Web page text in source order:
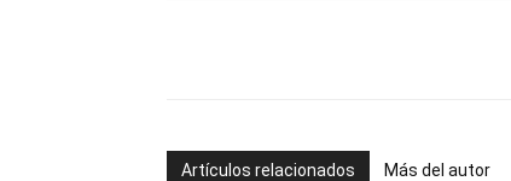
Artículos relacionados Más del autor